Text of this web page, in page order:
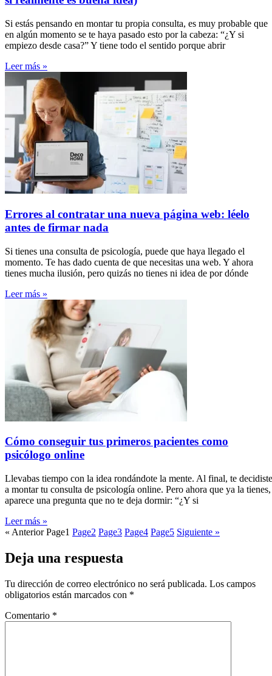
Si estás pensando en montar tu propia consulta, es muy probable que
en algún momento se te haya pasado esto por la cabeza: “¿Y si
empiezo desde casa?” Y tiene todo el sentido porque abrir
Leer más »
Errores al contratar una nueva página web: léelo
antes de firmar nada
Si tienes una consulta de psicología, puede que haya llegado el
momento. Te has dado cuenta de que necesitas una web. Y ahora
tienes mucha ilusión, pero quizás no tienes ni idea de por dónde
Leer más »
Cómo conseguir tus primeros pacientes como
psicólogo online
Llevabas tiempo con la idea rondándote la mente. Al final, te decidiste
a montar tu consulta de psicología online. Pero ahora que ya la tienes,
aparece una pregunta que no te deja dormir: “¿Y si
Leer más »
« Anterior Page1 Page2 Page3 Page4 Page5 Siguiente »
Deja una respuesta
Tu dirección de correo electrónico no será publicada. Los campos
obligatorios están marcados con *
Comentario *